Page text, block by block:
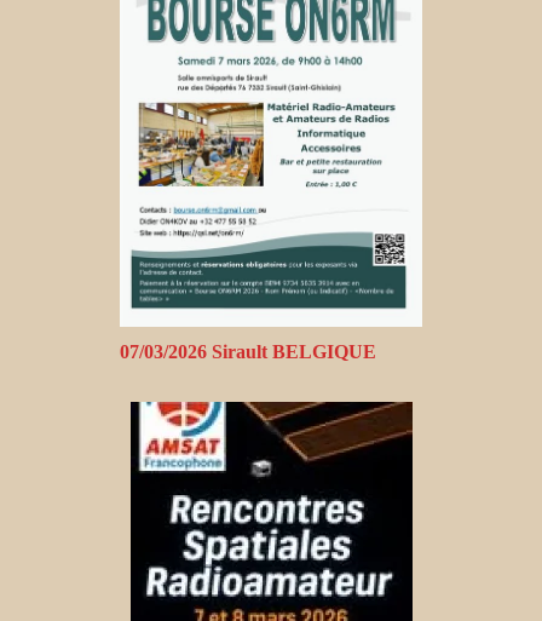
07/03/2026 Sirault BELGIQUE